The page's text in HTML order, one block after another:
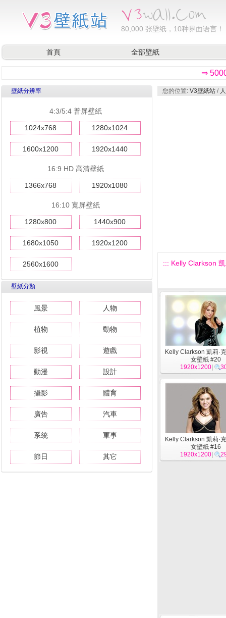
80,000 张壁纸，10种界面语言！
首頁 全部壁紙
⇒
壁紙分辨率
4:3/5:4 普屏壁紙
1024x768 1280x1024
1600x1200 1920x1440
16:9 HD 高清壁紙
1366x768 1920x1080
16:10 寬屏壁紙
1280x800 1440x900
1680x1050 1920x1200
2560x1600
壁紙分類
風景 人物
植物 動物
影視 遊戲
動漫 設計
攝影 體育
廣告 汽車
系統 軍事
節日 其它
您的位置: V3壁紙站 /
::: Kelly Clarkson
Kelly Clarkson 凱莉·
女壁紙 #20
1920x1200
Kelly Clarkson 凱莉·
女壁紙 #16
1920x1200